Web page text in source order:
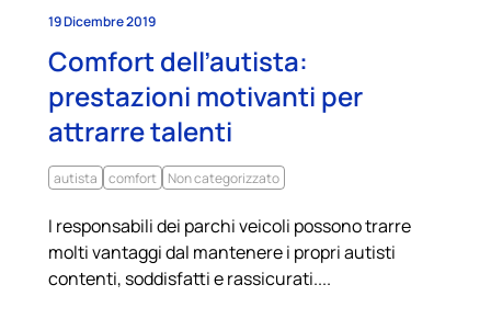
19 Dicembre 2019
Comfort dell’autista:
prestazioni motivanti per
attrarre talenti
autista comfort Non categorizzato
I responsabili dei parchi veicoli possono trarre
molti vantaggi dal mantenere i propri autisti
contenti, soddisfatti e rassicurati....